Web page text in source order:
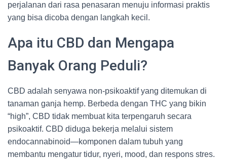
perjalanan dari rasa penasaran menuju informasi praktis
yang bisa dicoba dengan langkah kecil.
Apa itu CBD dan Mengapa
Banyak Orang Peduli?
CBD adalah senyawa non-psikoaktif yang ditemukan di
tanaman ganja hemp. Berbeda dengan THC yang bikin
“high”, CBD tidak membuat kita terpengaruh secara
psikoaktif. CBD diduga bekerja melalui sistem
endocannabinoid—komponen dalam tubuh yang
membantu mengatur tidur, nyeri, mood, dan respons stres.